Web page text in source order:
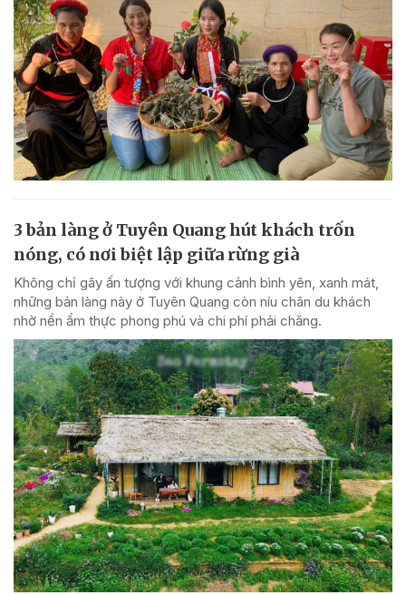
3 bản làng ở Tuyên Quang hút khách trốn
nóng, có nơi biệt lập giữa rừng già
Không chỉ gây ấn tượng với khung cảnh bình yên, xanh mát,
những bản làng này ở Tuyên Quang còn níu chân du khách
nhờ nền ẩm thực phong phú và chi phí phải chăng.